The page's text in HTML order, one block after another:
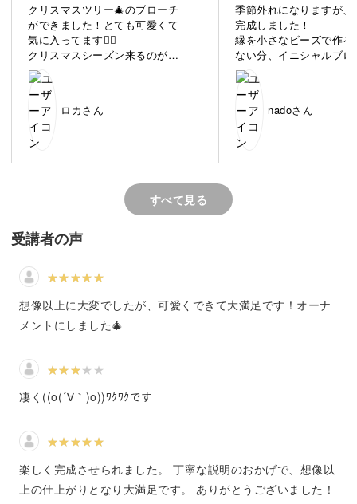
クリスマスツリーをかたどった図案にさまざまなパーツや
ビーズを縫い付けて、きらきらと華やかに仕上げますよ♪
多彩なビーズに触れながら、心ときめくビーズ刺繍をいっ
しょに楽しみましょう！
もうすぐやってくるクリスマス。
ツリーを出して飾り付けをする準備は、子どもも大人も夢
そんなツリーへの飾り付けのように、さまざまなパーツや
ビーズを刺繍していくのがこの作品の魅力。
ベル、クリスタル、プレゼントボックス・・・と、クリス
クリスマスツリー🎄のブローチ
ができました！とても可愛くて
気に入ってます🙆‍♂️
クリスマスシーズン来るのが待
ち遠しいです(^^)
ロカさん
季節外れになりますが、
完成しました！
縁を小さなビーズで作る
ない分、イニシャルブロ
り早く仕上げることがで
思います
また、キットの余りや別
したストーンを用いて、
系のツリーにしています
フレンチワイヤーの使い
nadoさん
すべて見る
受講者の声
想像以上に大変でしたが、可愛くできて大満足です！オーナ
メントにしました🎄
凄く((o(´∀｀)o))ﾜｸﾜｸです
楽しく完成させられました。 丁寧な説明のおかげで、想像以
上の仕上がりとなり大満足です。 ありがとうございました！